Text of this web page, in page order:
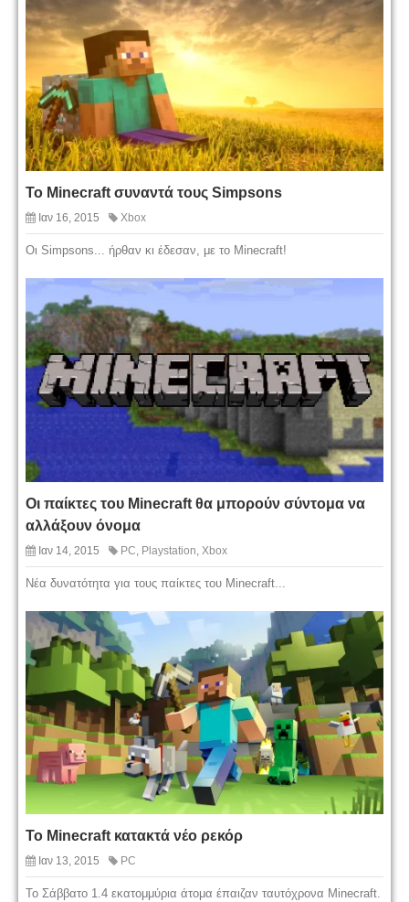
Το Minecraft συναντά τους Simpsons
Ιαν 16, 2015 Xbox
Οι Simpsons... ήρθαν κι έδεσαν, με το Minecraft!
Οι παίκτες του Minecraft θα μπορούν σύντομα να
αλλάξουν όνομα
Ιαν 14, 2015 PC Playstation Xbox
Νέα δυνατότητα για τους παίκτες του Minecraft...
Το Minecraft κατακτά νέο ρεκόρ
Ιαν 13, 2015 PC
Το Σάββατο 1.4 εκατομμύρια άτομα έπαιζαν ταυτόχρονα Minecraft.